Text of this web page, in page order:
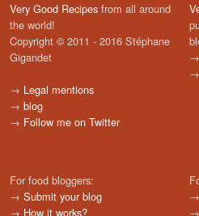
Very Good Recipes from all around
the world!
Copyright © 2011 - 2016 Stéphane
Gigandet
→ Legal mentions
→ blog
→ Follow me on Twitter
→
→
For food bloggers:
→ Submit your blog
→ How it works?
→
→